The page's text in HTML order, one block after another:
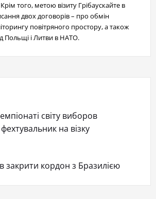
того, метою візиту Грібаускайте в
двох договорів – про обмін
повітряного простору, а також
Польщі і Литви в НАТО.
світу виборов
на візку
закрити кордон з Бразилією